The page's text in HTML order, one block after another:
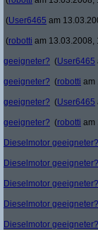
(User6465 am
(robotti am 13.03.2008,
geeigneter? (User6465
geeigneter? (robotti am
geeigneter? (User6465
geeigneter? (robotti am
Dieselmotor geeigneter?
Dieselmotor geeigneter?
Dieselmotor geeigneter?
Dieselmotor geeigneter?
Dieselmotor geeigneter?